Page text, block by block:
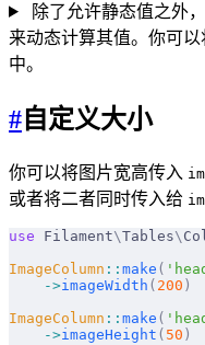
除了允许静态值之外，
来动态计算其值。你可
中。
# 自定义大小
你可以将图片宽高传入
或者将二者同时传入给
use Filament\Tables\
ImageColumn :: make (
    ->
imageWidth ( 200 )
ImageColumn :: make (
    ->
imageHeight ( 50 )